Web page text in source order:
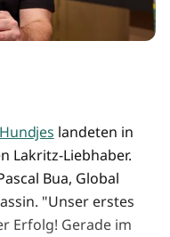
landeten in
Lakritz-Liebhaber.
Bua, Global
"Unser erstes
Erfolg! Gerade im